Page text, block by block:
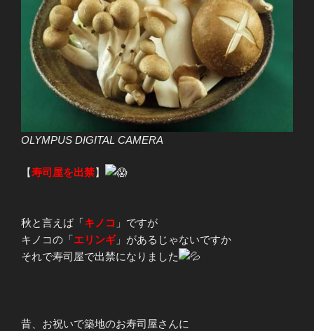
OLYMPUS DIGITAL CAMERA
【寿司屋を出禁】
秋と言えば「 キノコ 」ですが
キノコの「 エリンギ」があるじゃないですか
それで寿司屋で出禁になりました
昔、お祝いで築地のお寿司屋さんに